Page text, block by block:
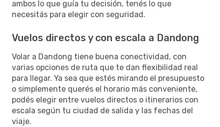
ambos lo que guía tu decisión, tenés lo que
necesitás para elegir con seguridad.
Vuelos directos y con escala a Dandong
Volar a Dandong tiene buena conectividad, con
varias opciones de ruta que te dan flexibilidad real
para llegar. Ya sea que estés mirando el presupuesto
o simplemente querés el horario más conveniente,
podés elegir entre vuelos directos o itinerarios con
escala según tu ciudad de salida y las fechas del
viaje.